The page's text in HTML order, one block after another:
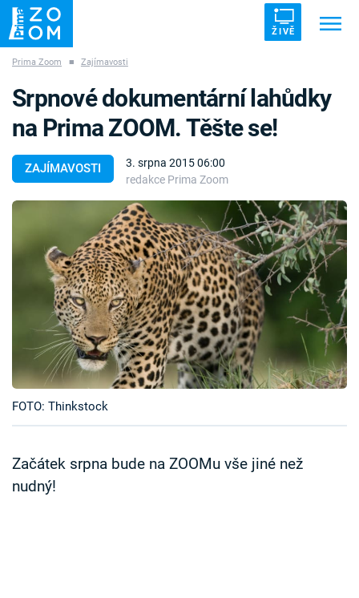
ŽIVĚ
ZÁHADY VETŘELCI DÁVNOVĚKU
Témata
Pořady
TV Program
Časopis
Sledujte prima+
Přihlášení
Prima Zoom ■ Zajímavosti
ZAJÍMAVOSTI
3. srpna 2015 06:00
redakce Prima Zoom
Srpnové dokumentární lahůdky
na Prima ZOOM. Těšte se!
FOTO: Thinkstock
Začátek srpna bude na ZOOMu vše jiné než
nudný!